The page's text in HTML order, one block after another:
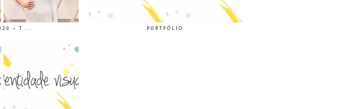
– T ... PORTFÓLIO